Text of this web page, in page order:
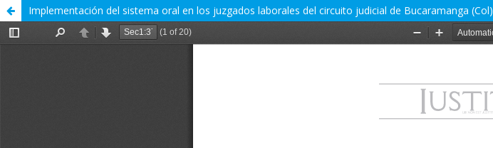
Implementación del sistema oral en los juzgados laborales del circuito judicial de Bucaramanga (Col)